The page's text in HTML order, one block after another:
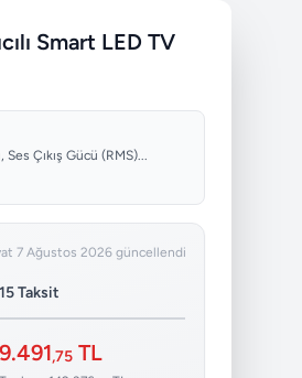
Smart LED TV
Çıkış Gücü (RMS)...
7 Ağustos 2026 güncellendi
15 Taksit
9.491,75 TL